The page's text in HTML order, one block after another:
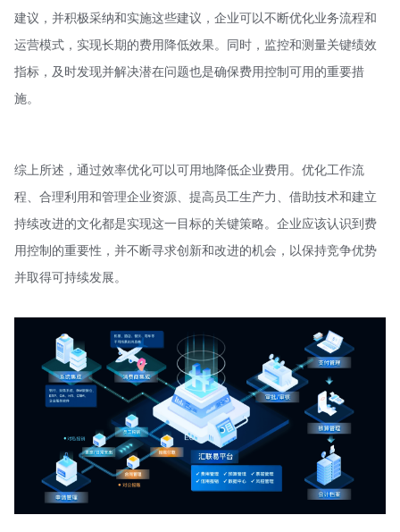
建议，并积极采纳和实施这些建议，企业可以不断优化业务流程和
运营模式，实现长期的费用降低效果。同时，监控和测量关键绩效
指标，及时发现并解决潜在问题也是确保费用控制可用的重要措
施。
综上所述，通过效率优化可以可用地降低企业费用。优化工作流
程、合理利用和管理企业资源、提高员工生产力、借助技术和建立
持续改进的文化都是实现这一目标的关键策略。企业应该认识到费
用控制的重要性，并不断寻求创新和改进的机会，以保持竞争优势
并取得可持续发展。